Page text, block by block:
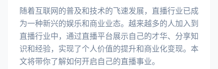
随着互联网的普及和技术的飞速发展，直播行业已成
为一种新兴的娱乐和商业业态。越来越多的人加入到
直播行业中，通过直播平台展示自己的才华、分享知
识和经验，实现了个人价值的提升和商业化变现。本
文将带你了解如何开启自己的直播事业。